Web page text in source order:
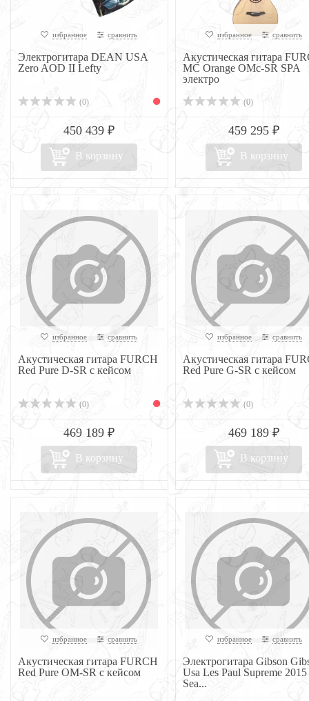
избранное сравнить
Электрогитара DEAN USA
Zero AOD II Lefty
(0)
450 439 ₽
В корзину
избранное сравнить
Акустическая гитара
MC Orange OMc-SR SPA
электро
(0)
459 295 ₽
В корзину
избранное сравнить
Акустическая гитара FURCH
Red Pure D-SR с кейсом
(0)
469 189 ₽
В корзину
избранное сравнить
Акустическая гитара
Red Pure G-SR с кейсом
(0)
469 189 ₽
В корзину
избранное сравнить
Акустическая гитара FURCH
Red Pure OM-SR с кейсом
избранное сравнить
Электрогитара Gibson
Usa Les Paul Supreme 2015
Sea...